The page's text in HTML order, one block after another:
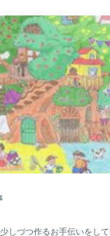
しづつ作るお手伝いをし